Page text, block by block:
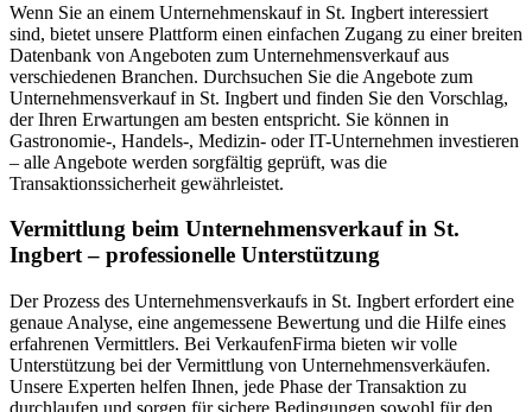
Wenn Sie an einem Unternehmenskauf in St. Ingbert interessiert
sind, bietet unsere Plattform einen einfachen Zugang zu einer breiten
Datenbank von Angeboten zum Unternehmensverkauf aus
verschiedenen Branchen. Durchsuchen Sie die Angebote zum
Unternehmensverkauf in St. Ingbert und finden Sie den Vorschlag,
der Ihren Erwartungen am besten entspricht. Sie können in
Gastronomie-, Handels-, Medizin- oder IT-Unternehmen investieren
– alle Angebote werden sorgfältig geprüft, was die
Transaktionssicherheit gewährleistet.
Vermittlung beim Unternehmensverkauf in St.
Ingbert – professionelle Unterstützung
Der Prozess des Unternehmensverkaufs in St. Ingbert erfordert eine
genaue Analyse, eine angemessene Bewertung und die Hilfe eines
erfahrenen Vermittlers. Bei VerkaufenFirma bieten wir volle
Unterstützung bei der Vermittlung von Unternehmensverkäufen.
Unsere Experten helfen Ihnen, jede Phase der Transaktion zu